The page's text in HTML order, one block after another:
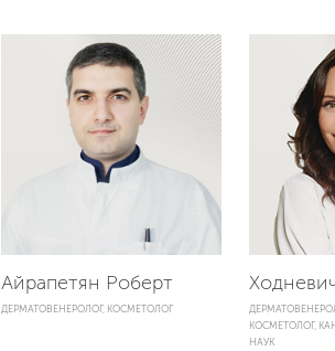
Айрапетян Роберт
ДЕРМАТОВЕНЕРОЛОГ, КОСМЕТОЛОГ
КОСМЕТОЛОГ,
НАУК